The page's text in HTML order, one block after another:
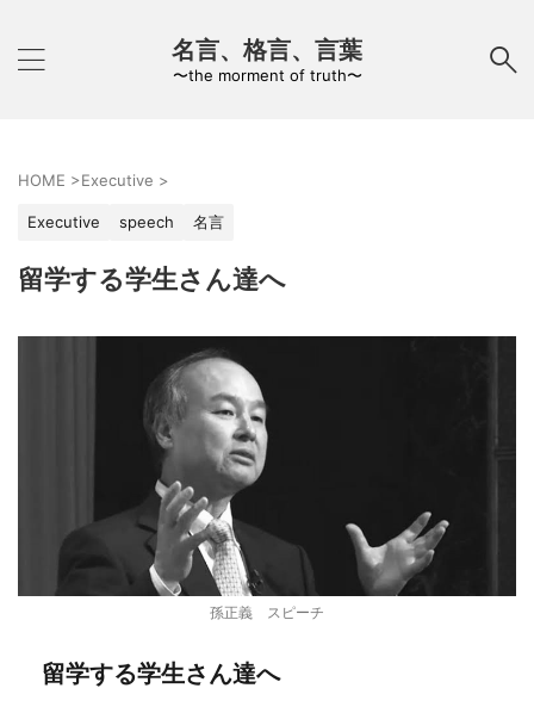
名言、格言、言葉
〜the morment of truth〜
HOME >Executive >
Executive speech 名言
留学する学生さん達へ
孫正義 スピーチ
留学する学生さん達へ